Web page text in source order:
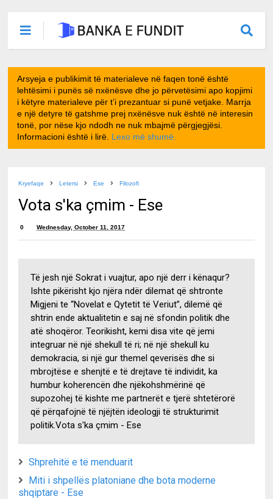
Arsyeja e publikimit të materialeve në faqen tonë është
lehtësimi i punës së nxënësve dhe jo përvetësimi apo kopjimi
i këtyre materialeve për t’i prezantuar si punë vetjake. Marrja
e një detyre të gatshme prej nxënësve nuk është në interesin
tonë, por nëse kjo ndodh ne nuk mbajmë përgjegjësi.
Informacioni është i lirë. Lexo më shumë.
Kryefaqe Letersi Ese Filozofi
Vota s'ka çmim - Ese
0 Wednesday, October 11, 2017
Të jesh një Sokrat i vuajtur, apo një derr i kënaqur?
Ishte pikërisht kjo njëra ndër dilemat që shtronte
Migjeni te “Novelat e Qytetit të Veriut”, dilemë që
shtrin ende aktualitetin e saj në sfondin politik dhe
atë shoqëror. Teorikisht, kemi disa vite që jemi
integruar në një shekull të ri; në një shekull ku
demokracia, si një gur themel qeverisës dhe si
mbrojtëse e shenjtë e të drejtave të individit, ka
humbur koherencën dhe njëkohshmërinë që
supozohej të kishte me partnerët e tjerë shtetërorë
që përqafojnë të njëjtën ideologji të strukturimit
politik.Vota s'ka çmim - Ese
Shprehitë e të menduarit
Miti i shpellës platoniane dhe bota moderne
shqiptare - Ese